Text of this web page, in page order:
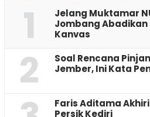
1
Jelang Muktamar
Jombang
Kanvas
2
‎Soal Rencana
Jember, Ini Kata
Faris Aditama
Persik Kediri